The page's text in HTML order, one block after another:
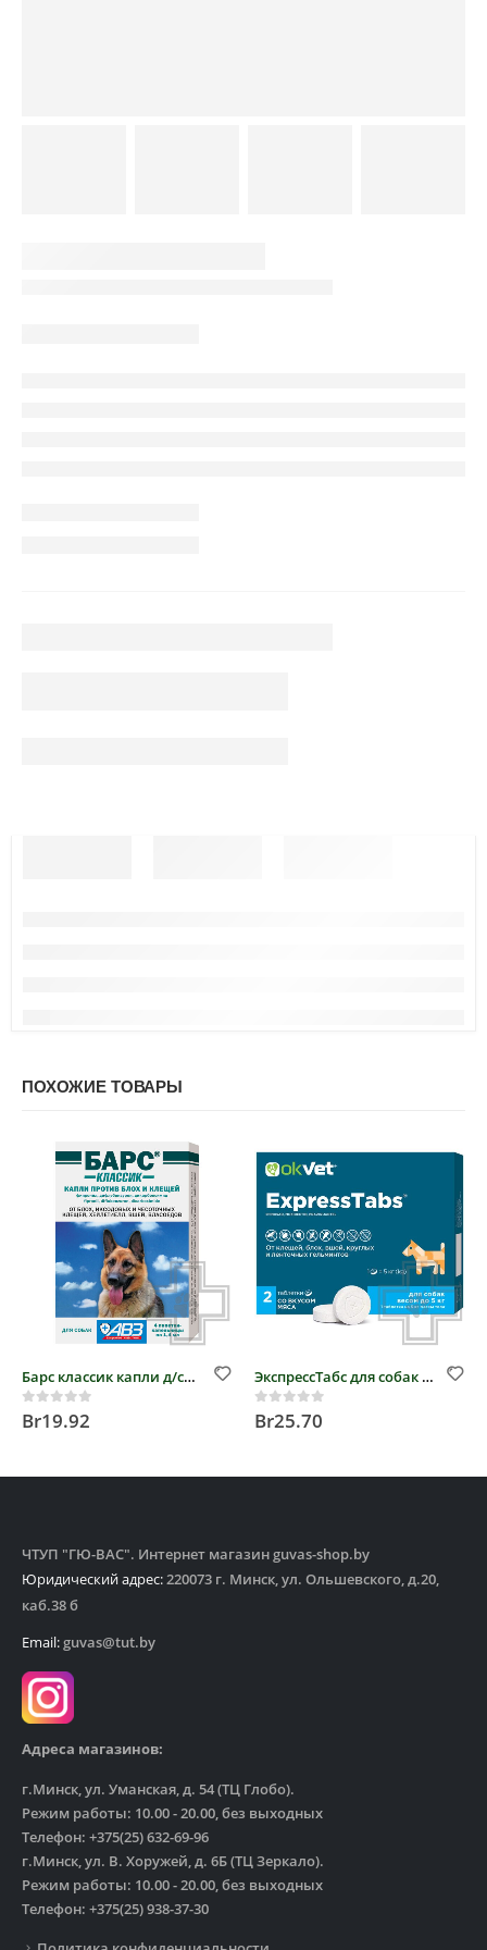
ПОХОЖИЕ ТОВАРЫ
Барс классик капли д/собак против блох и клещей
0out of 5
Br19.92
ЭкспрессТабс для собак от 0,2кг до 5кг
0out of 5
Br25.70
ЧТУП "ГЮ-ВАС". Интернет магазин guvas-shop.by
Юридический адрес:220073 г. Минск, ул. Ольшевского, д.20,
каб.38 б
Email:guvas@tut.by
Адреса магазинов:
г.Минск, ул. Уманская, д. 54 (ТЦ Глобо).
Режим работы: 10.00 - 20.00, без выходных
Телефон: +375(25) 632-69-96
г.Минск, ул. В. Хоружей, д. 6Б (ТЦ Зеркало).
Режим работы: 10.00 - 20.00, без выходных
Телефон: +375(25) 938-37-30